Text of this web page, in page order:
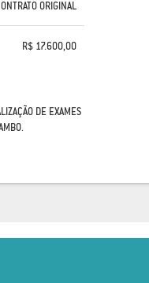
ORIGINAL
R$ 17.600,00
DE EXAMES